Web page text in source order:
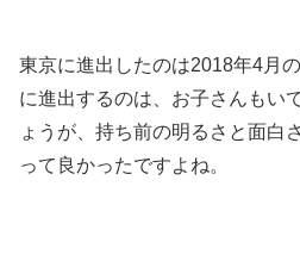
東京に進出したのは2018年4月
に進出するのは、お子さんもい
ょうが、持ち前の明るさと面白
って良かったですよね。